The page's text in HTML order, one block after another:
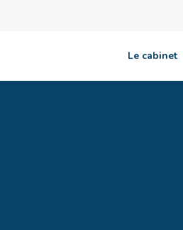
Le cabinet